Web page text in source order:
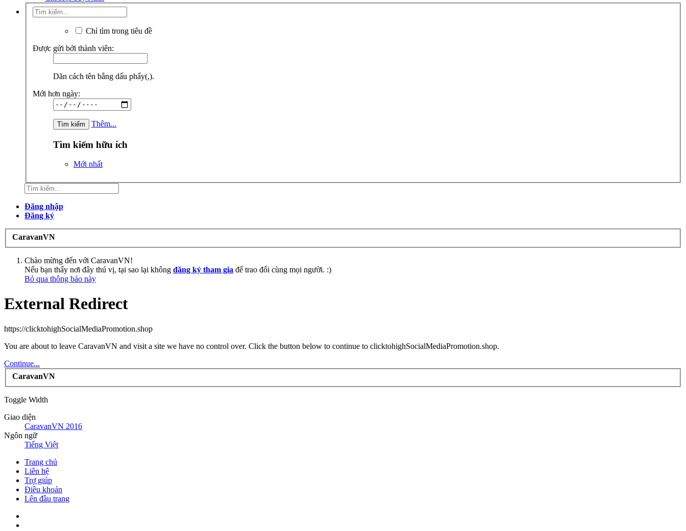
Chỉ tìm trong tiêu đề
Được gửi bởi thành viên:
Dãn cách tên bằng dấu phẩy(,).
Mới hơn ngày:
Thêm...
Tìm kiếm hữu ích
Mới nhất
Đăng nhập
Đăng ký
CaravanVN
Chào mừng đến với CaravanVN!
Nếu bạn thấy nơi đây thú vị, tại sao lại không đăng ký tham gia để trao đổi cùng mọi người. :)
Bỏ qua thông báo này
External Redirect
https://clicktohighSocialMediaPromotion.shop
You are about to leave CaravanVN and visit a site we have no control over. Click the button below to continue to clicktohighSocialMediaPromotion.shop.
Continue...
CaravanVN
Toggle Width
Giao diện
CaravanVN 2016
Ngôn ngữ
Tiếng Việt
Trang chủ
Liên hệ
Trợ giúp
Điều khoản
Lên đầu trang